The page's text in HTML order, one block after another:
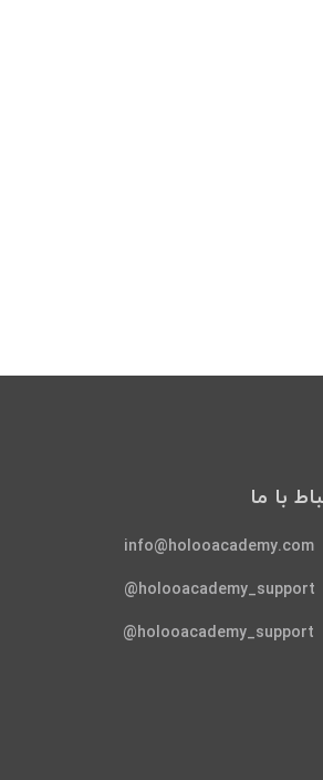
با ما
info@holooacademy.com
holooacademy_support@
holooacademy_support@